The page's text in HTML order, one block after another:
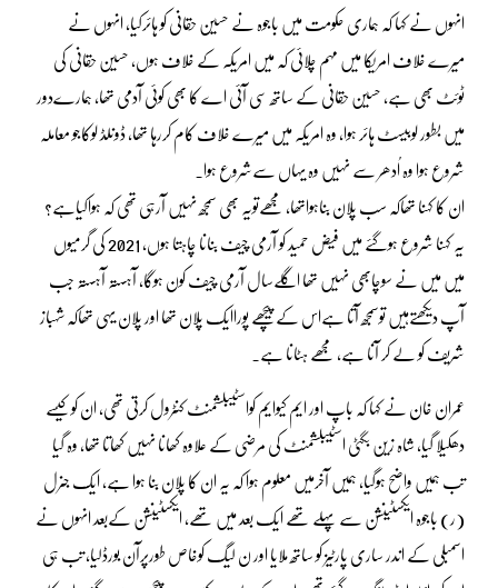
انہوں نے کہا کہ ہماری حکومت میں باجوہ نے حسین حقانی کو ہائرکیا، انہوں نے
میرے خلاف امریکا میں مہم چلائی کہ میں امریکہ کے خلاف ہوں، حسین حقانی کی
ٹوئٹ بھی ہے، حسین حقانی کے ساتھ سی آئی اے کا بھی کوئی آدمی تھا، ہمارےدور
میں بطور لوبیسٹ ہائر ہوا، وہ امریکہ میں میرے خلاف کام کررہا تھا، ڈونلڈ لوکاجو معاملہ
شروع ہوا وہ اُدھر سے نہیں وہ یہاں سےشروع ہوا۔
ان کا کہنا تھاکہ سب پلان بناہواتھا، مجھےتویہ بھی سمجھ نہیں آرہی تھی کہ ہواکیاہے؟
یہ کہنا شروع ہوگئے میں فیض حمید کو آرمی چیف بنانا چاہتا ہوں، 2021 کی گرمیوں
میں میں نے سوچابھی نہیں تھا اگلےسال آرمی چیف کون ہوگا، آہستہ آہستہ جب
آپ دیکھتےہیں توسمجھ آتا ہےاس کے پیچھے پوراایک پلان تھا اور پلان یہی تھاکہ شہباز
شریف کو لے کر آنا ہے، مجھے ہٹانا ہے۔
عمران خان نے کہا کہ باپ اور ایم کیوایم کواسٹیبلشمنٹ کنٹرول کرتی تھی، ان کو کیسے
دھکیلا گیا، شاہ زین بگٹی اسٹیبلشمنٹ کی مرضی کے علاوہ کھانا نہیں کھاتا تھا، وہ گیا
تب ہمیں واضح ہوگیا، ہمیں آخرمیں معلوم ہوا کہ یہ ان کا پلان بنا ہوا ہے، ایک جنرل
(ر) باجوہ ایکسٹینشن سے پہلے تھے ایک بعد میں تھے، ایکسٹینشن کےبعد انہوں نے
اسمبلی کے اندر ساری پارٹیز کو ساتھ ملایا اور ن لیگ کوخاص طورپرآن بورڈلیا، تب ہی